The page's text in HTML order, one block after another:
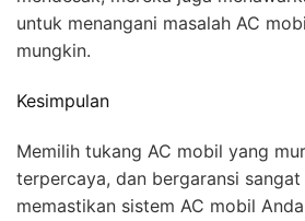
untuk menangani masalah AC
mungkin.
Kesimpulan
Memilih tukang AC mobil yang
terpercaya, dan bergaransi
memastikan sistem AC mobil